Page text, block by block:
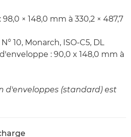
× 148,0 mm à 330,2 × 487,7
10, Monarch, ISO-C5, DL
: 90,0 x 148,0 mm à
d'enveloppes (standard) est